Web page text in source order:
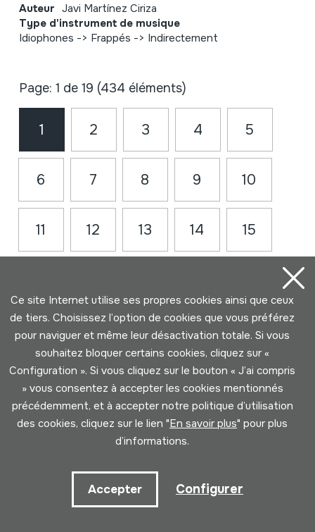
Auteur Javi Martínez Ciriza
Type d'instrument de musique
Idiophones -> Frappés -> Indirectement
Page: 1 de 19 (434 éléments)
1 2 3 4 5
6 7 8 9 10
11 12 13 14 15
943 493 578
soinuenea@soinuenea.eus
Ce site Internet utilise ses propres cookies ainsi que ceux
de tiers. Choisissez l’option de cookies que vous préférez
pour naviguer et même leur désactivation totale. Si vous
souhaitez bloquer certains cookies, cliquez sur «
Configuration ». Si vous cliquez sur le bouton « J’ai compris
» vous consentez à accepter les cookies mentionnés
précédemment, et à accepter notre politique d’utilisation
des cookies, cliquez sur le lien "En savoir plus" pour plus
d’informations.
Accepter Configurer